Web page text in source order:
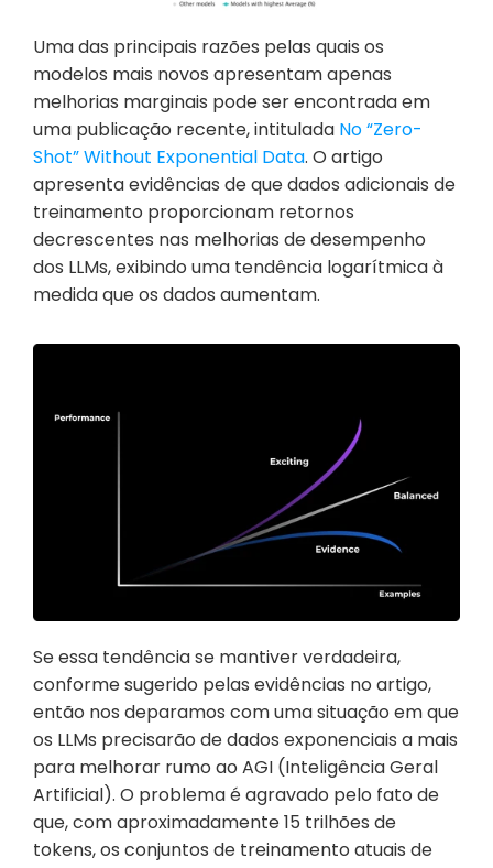
Uma das principais razões pelas quais os
modelos mais novos apresentam apenas
melhorias marginais pode ser encontrada em
uma publicação recente, intitulada No “Zero-
Shot” Without Exponential Data. O artigo
apresenta evidências de que dados adicionais de
treinamento proporcionam retornos
decrescentes nas melhorias de desempenho
dos LLMs, exibindo uma tendência logarítmica à
medida que os dados aumentam.
Se essa tendência se mantiver verdadeira,
conforme sugerido pelas evidências no artigo,
então nos deparamos com uma situação em que
os LLMs precisarão de dados exponenciais a mais
para melhorar rumo ao AGI (Inteligência Geral
Artificial). O problema é agravado pelo fato de
que, com aproximadamente 15 trilhões de
tokens, os conjuntos de treinamento atuais de